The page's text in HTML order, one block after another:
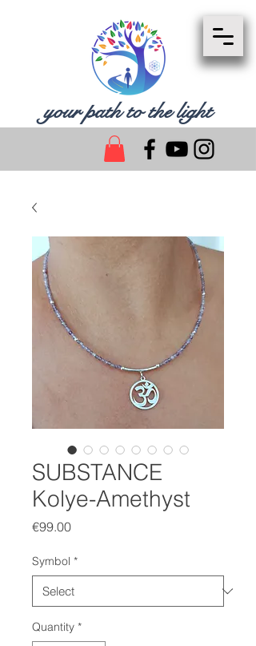
your path to the light
SUBSTANCE
Kolye-Amethyst
€99.00Price
Symbol *
Quantity *